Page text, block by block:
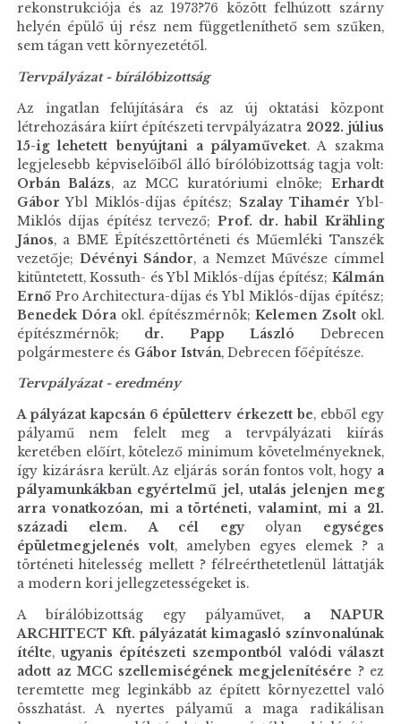
rekonstrukciója és az 1973?76 között felhúzott szárny
helyén épülő új rész nem függetleníthető sem szűken,
sem tágan vett környezetétől.
Tervpályázat - bírálóbizottság
Az ingatlan felújítására és az új oktatási központ
létrehozására kiírt építészeti tervpályázatra 2022. július
15-ig lehetett benyújtani a pályaműveket. A szakma
legjelesebb képviselőiből álló bírólóbizottság tagja volt:
Orbán Balázs, az MCC kuratóriumi elnöke; Erhardt
Gábor Ybl Miklós-díjas építész; Szalay Tihamér Ybl-
Miklós díjas építész tervező; Prof. dr. habil Krähling
János, a BME Építészettörténeti és Műemléki Tanszék
vezetője; Dévényi Sándor, a Nemzet Művésze címmel
kitüntetett, Kossuth- és Ybl Miklós-díjas építész; Kálmán
Ernő Pro Architectura-díjas és Ybl Miklós-díjas építész;
Benedek Dóraokl. építészmérnök; Kelemen Zsoltokl.
építészmérnök; dr. Papp László Debrecen
polgármestere és Gábor István, Debrecen főépítésze.
Tervpályázat - eredmény
A pályázat kapcsán 6 épületterv érkezett be, ebből egy
pályamű nem felelt meg a tervpályázati kiírás
keretében előírt, kötelező minimum követelményeknek,
így kizárásra került. Az eljárás során fontos volt, hogy a
pályamunkákban egyértelmű jel, utalás jelenjen meg
arra vonatkozóan, mi a történeti, valamint, mi a 21.
századi elem.
A cél egyolyan egységes
épületmegjelenés volt, amelyben egyes elemek ? a
történeti hitelesség mellett ? félreérthetetlenül láttatják
a modern kori jellegzetességeket is.
A bírálóbizottság egy pályaművet, a NAPUR
ARCHITECT Kft. pályázatát kimagasló színvonalúnak
ítélte,ugyanis építészeti szempontból valódi választ
adott az MCC szellemiségének megjelenítésére ? ez
teremtette meg leginkább az épített környezettel való
összhatást. A nyertes pályamű a maga radikálisan